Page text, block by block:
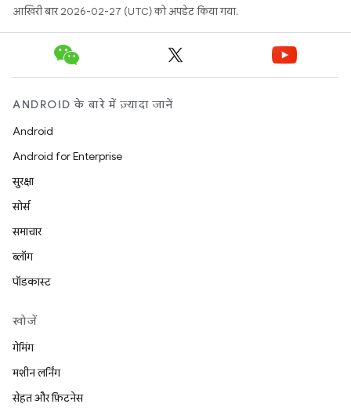
आखिरी बार 2026-02-27 (UTC) को अपडेट किया गया.
ANDROID के बारे में ज़्यादा जानें
Android
Android for Enterprise
सुरक्षा
सोर्स
समाचार
ब्लॉग
पॉडकास्ट
खोजें
गेमिंग
मशीन लर्निंग
सेहत और फ़िटनेस